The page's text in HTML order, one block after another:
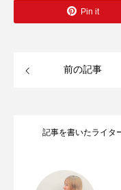
Pin it
前の記事
記事を書いたライタ
2026.08.06